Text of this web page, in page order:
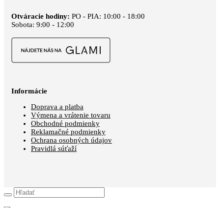
Otváracie hodiny: PO - PIA: 10:00 - 18:00
Sobota: 9:00 - 12:00
Informácie
Doprava a platba
Výmena a vrátenie tovaru
Obchodné podmienky
Reklamačné podmienky
Ochrana osobných údajov
Pravidlá súťaží